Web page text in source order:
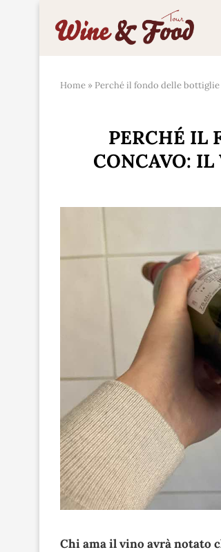
Home » Perché il fondo delle
PERCHÉ IL
CONCAVO:
Chi ama il vino avrà notato